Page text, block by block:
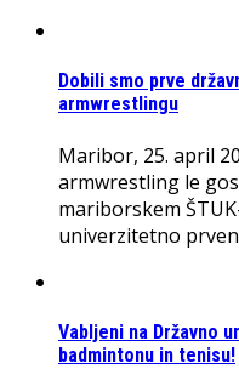
Dobili smo prve
armwrestlingu
Maribor, 25. april
armwrestling le
mariborskem
univerzitetno
Vabljeni na Državno
badmintonu in tenisu!